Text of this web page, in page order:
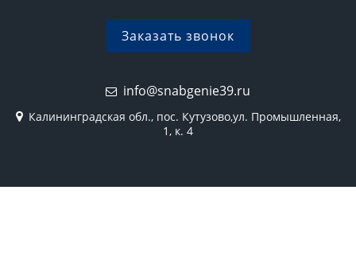
Заказать звонок
info@snabgenie39.ru
Калининградская обл., пос. Кутузово,ул. Промышленная,
1, к. 4